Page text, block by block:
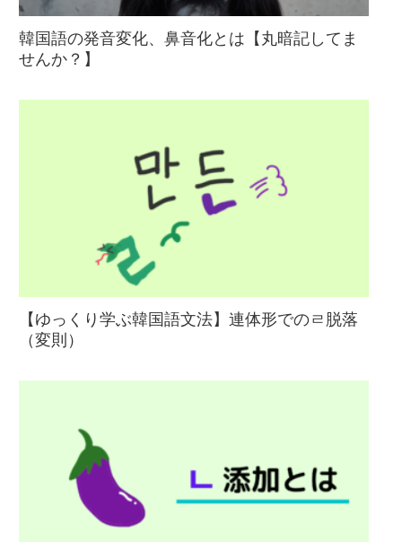
韓国語の発音変化、鼻音化とは【丸暗記してま
せんか？】
【ゆっくり学ぶ韓国語文法】連体形でのㄹ脱落
（変則）